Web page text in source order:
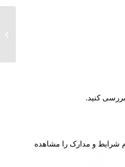
کنید.
شرایط و مدارک را مشاهده